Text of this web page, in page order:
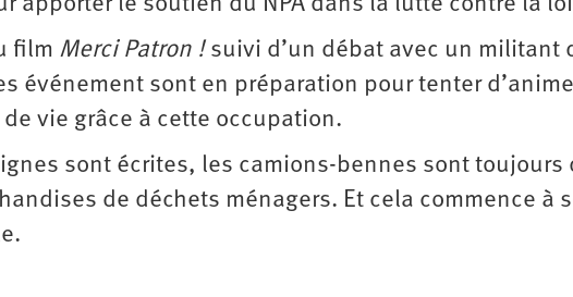
film Merci Patron !suivi d’un débat avec un militant
événement sont en préparation pour tenter
vie grâce à cette occupation.
sont écrites, les camions-bennes sont toujours
de déchets ménagers. Et cela commence à